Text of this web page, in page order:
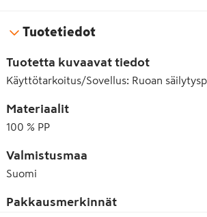
Tuotetiedot
Tuotetta kuvaavat tiedot
Käyttötarkoitus/Sovellus: Ruoan
Materiaalit
100 % PP
Valmistusmaa
Suomi
Pakkausmerkinnät